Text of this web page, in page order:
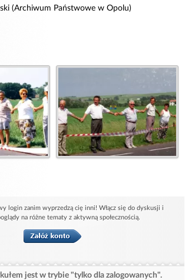
(Archiwum Państwowe w Opolu)
login zanim wyprzedzą cię inni! Włącz się do dyskusji i
na różne tematy z aktywną społecznością.
jest w trybie "tylko dla zalogowanych".